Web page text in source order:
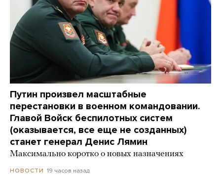
Путин произвел масштабные
перестановки в военном командовании.
Главой Войск беспилотных систем
(оказывается, все еще не созданных)
станет генерал Денис Лямин
Максимально коротко о новых назначениях
НОВОСТИ 19 часов назад